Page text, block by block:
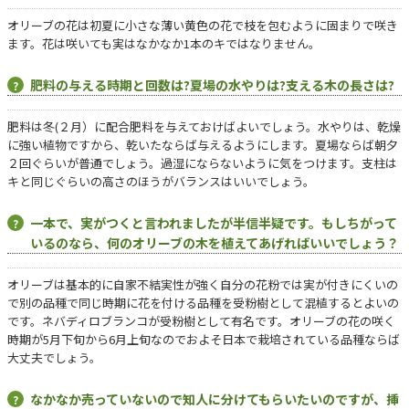
オリーブの花は初夏に小さな薄い黄色の花で枝を包むように固まりで咲き
ます。花は咲いても実はなかなか1本のキではなりません。
肥料の与える時期と回数は?夏場の水やりは?支える木の長さは?
肥料は冬(２月）に配合肥料を与えておけばよいでしょう。水やりは、乾燥
に強い植物ですから、乾いたならば与えるようにします。夏場ならば朝夕
２回ぐらいが普通でしょう。過湿にならないように気をつけます。支柱は
キと同じぐらいの高さのほうがバランスはいいでしょう。
一本で、実がつくと言われましたが半信半疑です。もしちがって
いるのなら、何のオリーブの木を植えてあげればいいでしょう？
オリーブは基本的に自家不結実性が強く自分の花粉では実が付きにくいの
で別の品種で同じ時期に花を付ける品種を受粉樹として混植するとよいの
です。ネバディロブランコが受粉樹として有名です。オリーブの花の咲く
時期が5月下旬から6月上旬なのでおよそ日本で栽培されている品種ならば
大丈夫でしょう。
なかなか売っていないので知人に分けてもらいたいのですが、挿